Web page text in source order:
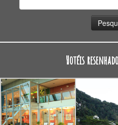
Hotéis